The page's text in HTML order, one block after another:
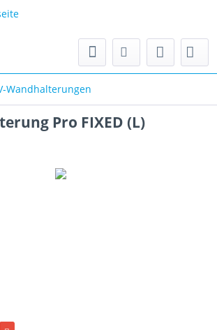
Wandhalterungen
Pro FIXED (L)